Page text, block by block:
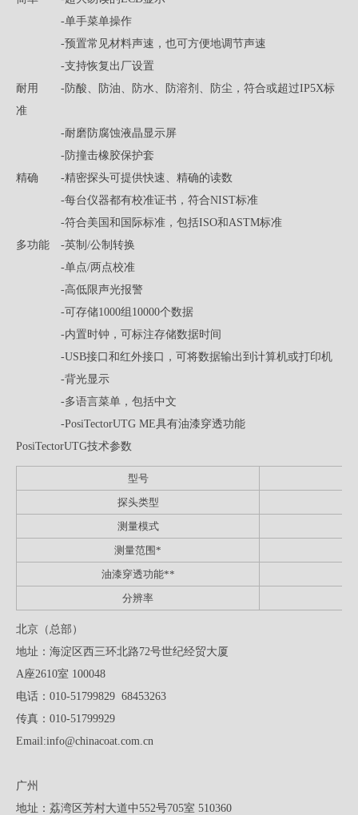
-单手菜单操作
-预置常见材料声速，也可方便地调节声速
-支持恢复出厂设置
耐用 -防酸、防油、防水、防溶剂、防尘，符合或超过IP5X标
准
-耐磨防腐蚀液晶显示屏
-防撞击橡胶保护套
精确 -精密探头可提供快速、精确的读数
-每台仪器都有校准证书，符合NIST标准
-符合美国和国际标准，包括ISO和ASTM标准
多功能 -英制/公制转换
-单点/两点校准
-高低限声光报警
-可存储1000组10000个数据
-内置时钟，可标注存储数据时间
-USB接口和红外接口，可将数据输出到计算机或打印机
-背光显示
-多语言菜单，包括中文
-PosiTectorUTG ME具有油漆穿透功能
PosiTectorUTG技术参数
型号
探头类型
测量模式
测量范围*
油漆穿透功能**
分辨率
北京（总部）
地址：海淀区西三环北路72号世纪经贸大厦
A座2610室 100048
电话：010-51799829 68453263
传真：010-51799929
Email:info@chinacoat.com.cn
广州
地址：荔湾区芳村大道中552号705室 510360